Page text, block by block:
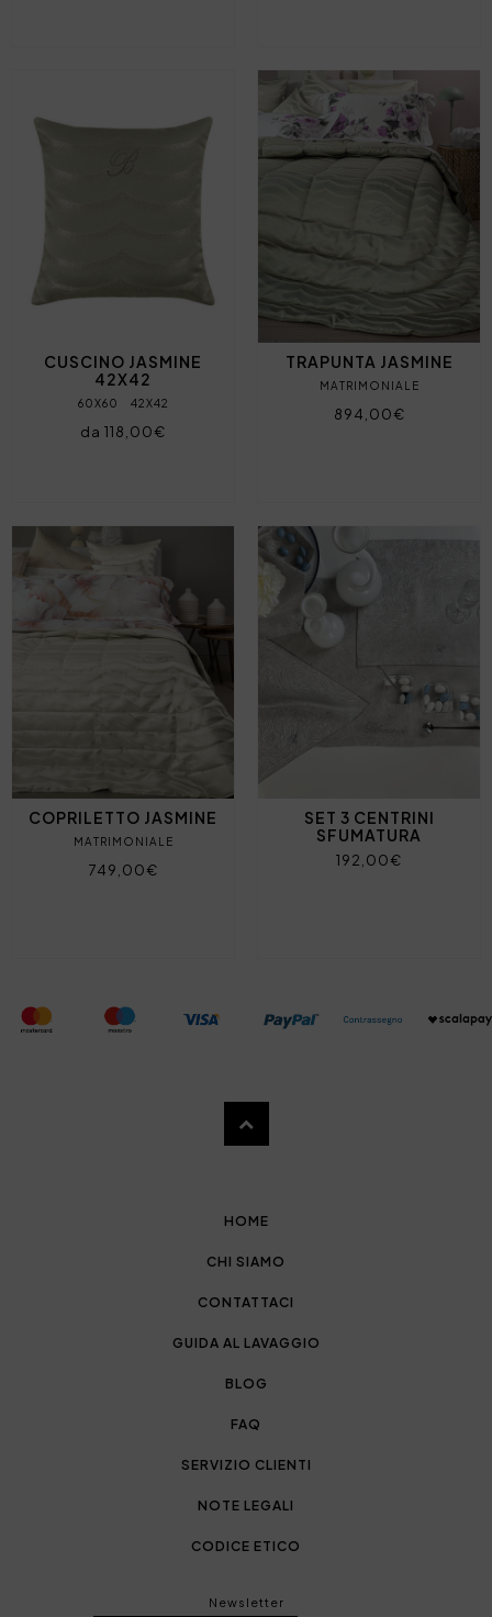
CUSCINO JASMINE
42X42
60X60 42X42
da 118,00€
TRAPUNTA JASMINE
MATRIMONIALE
894,00€
COPRILETTO JASMINE
MATRIMONIALE
749,00€
SET 3 CENTRINI
SFUMATURA
192,00€
HOME
CHI SIAMO
CONTATTACI
GUIDA AL LAVAGGIO
BLOG
FAQ
SERVIZIO CLIENTI
NOTE LEGALI
CODICE ETICO
Newsletter